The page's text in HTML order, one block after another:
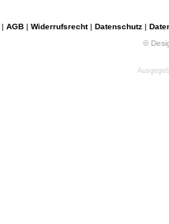
| AGB | Widerrufsrecht| Datenschutz |
©